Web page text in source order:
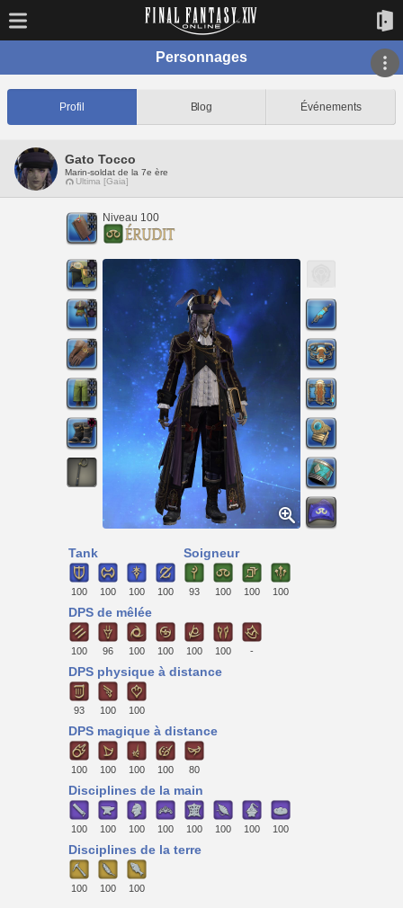
Personnages
Profil Blog Événements
Gato Tocco
Marin-soldat de la 7e ère
Ultima [Gaia]
Niveau 100
Tank
100 100 100 100
Soigneur
93 100 100 100
DPS de mêlée
100 96 100 100 100 100 -
DPS physique à distance
93 100 100
DPS magique à distance
100 100 100 100 80
Disciplines de la main
100 100 100 100 100 100 100 100
Disciplines de la terre
100 100 100